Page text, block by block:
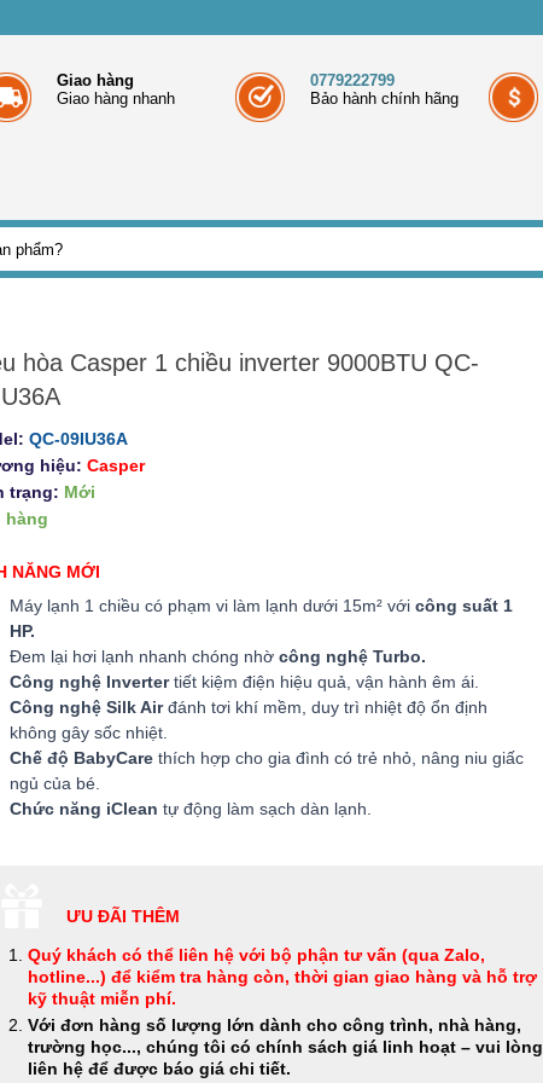
Giao hàng
Giao hàng nhanh
0779222799
Bảo hành chính hãng
hòa Casper 1 chiều inverter 9000BTU QC-
QC-09IU36A
hiệu: Casper
trạng: Mới
hàng
NĂNG MỚI
Máy lạnh 1 chiều có phạm vi làm lạnh dưới 15m² với công suất 1
HP.
Đem lại hơi lạnh nhanh chóng nhờ công nghệ Turbo.
Công nghệ Invertertiết kiệm điện hiệu quả, vận hành êm ái.
Công nghệ Silk Airđánh tơi khí mềm, duy trì nhiệt độ ổn định
không gây sốc nhiệt.
Chế độ BabyCarethích hợp cho gia đình có trẻ nhỏ, nâng niu giấc
ngủ của bé.
Chức năng iClean tự động làm sạch dàn lạnh.
ƯU ĐÃI THÊM
Quý khách có thể liên hệ với bộ phận tư vấn (qua Zalo,
hotline...) để kiểm tra hàng còn, thời gian giao hàng và hỗ trợ
kỹ thuật miễn phí.
Với đơn hàng số lượng lớn dành cho công trình, nhà hàng,
trường học..., chúng tôi có chính sách giá linh hoạt – vui lòng
liên hệ để được báo giá chi tiết.